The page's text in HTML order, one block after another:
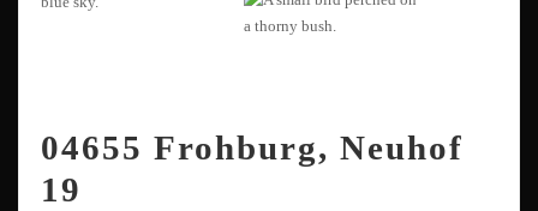
04655 Frohburg, Neuhof
19